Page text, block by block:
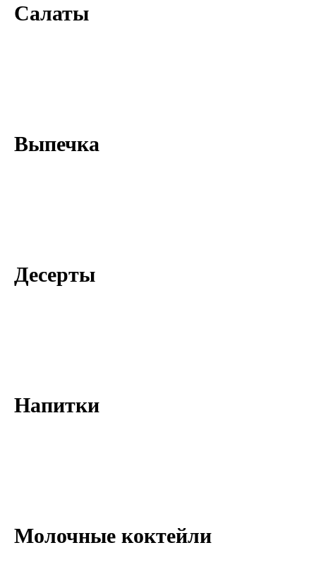
Салаты
Выпечка
Десерты
Напитки
Молочные коктейли